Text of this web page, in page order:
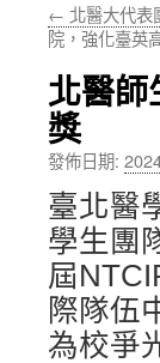
要
容
← 北醫大代表
院，強化臺英
北醫
獎
發佈日期:
臺北醫
學生團
屆
際隊伍
為校爭